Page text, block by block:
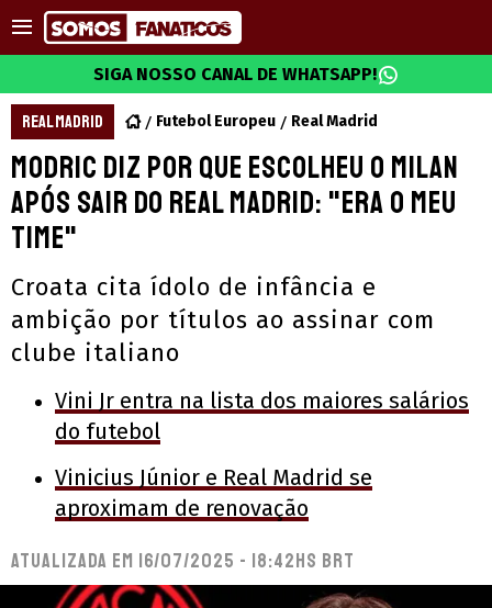
SIGA NOSSO CANAL DE WHATSAPP!
REAL MADRID Futebol Europeu Real Madrid
Modric diz por que escolheu o Milan
após sair do Real Madrid: "Era o meu
time"
Croata cita ídolo de infância e
ambição por títulos ao assinar com
clube italiano
Vini Jr entra na lista dos maiores salários
do futebol
Vinicius Júnior e Real Madrid se
aproximam de renovação
Atualizada em 16/07/2025 - 18:42hs BRT